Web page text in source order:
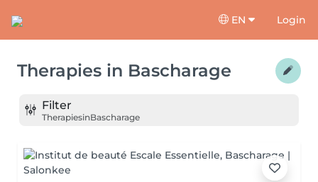
EN Login
Therapies in Bascharage
Filter
TherapiesinBascharage